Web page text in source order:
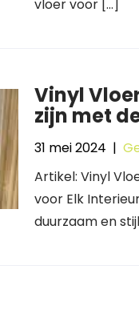
vloer voor […]
Vinyl
zijn met
31 mei 2024 |
Artikel: Vinyl
voor Elk
duurzaam en